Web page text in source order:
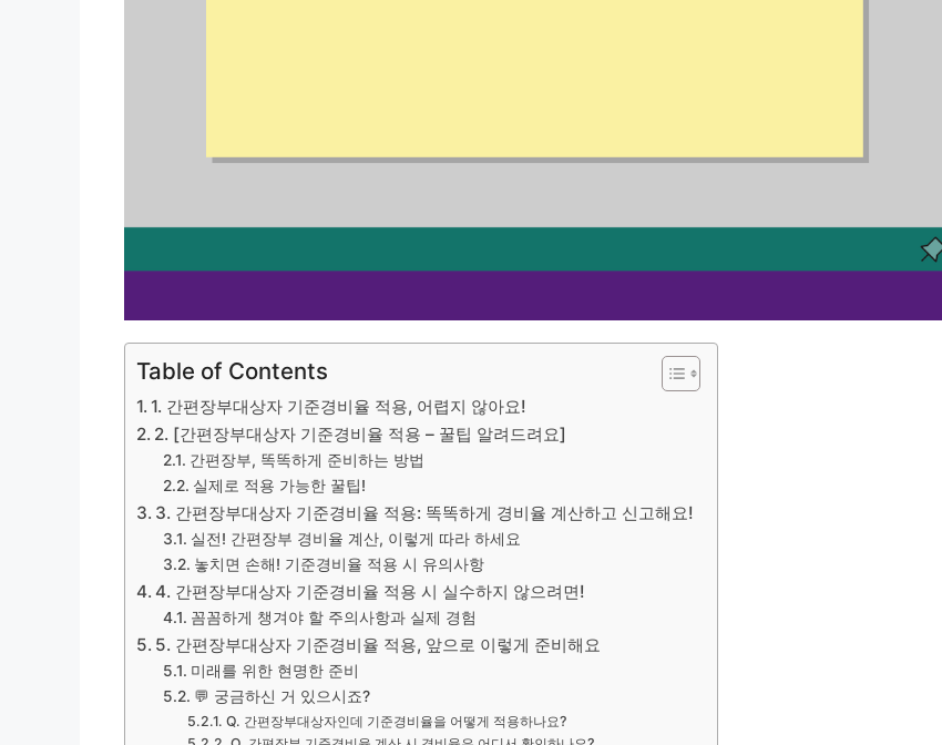
Table of Contents
1. 간편장부대상자 기준경비율 적용, 어렵지 않아요!
2. [간편장부대상자 기준경비율 적용 – 꿀팁 알려드려요]
간편장부, 똑똑하게 준비하는 방법
실제로 적용 가능한 꿀팁!
3. 간편장부대상자 기준경비율 적용: 똑똑하게 경비율 계산하고 신고해요!
실전! 간편장부 경비율 계산, 이렇게 따라 하세요
놓치면 손해! 기준경비율 적용 시 유의사항
4. 간편장부대상자 기준경비율 적용 시 실수하지 않으려면!
꼼꼼하게 챙겨야 할 주의사항과 실제 경험
5. 간편장부대상자 기준경비율 적용, 앞으로 이렇게 준비해요
미래를 위한 현명한 준비
💬 궁금하신 거 있으시죠?
Q. 간편장부대상자인데 기준경비율을 어떻게 적용하나요?